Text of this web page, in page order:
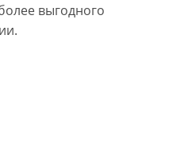
выгодного